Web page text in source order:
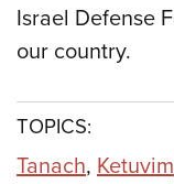
Israel Defense
our country.
TOPICS:
Tanach, Ketuvim